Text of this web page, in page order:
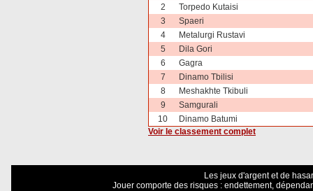
2
Torpedo Kutaisi
3
Spaeri
4
Metalurgi Rustavi
5
Dila Gori
6
Gagra
7
Dinamo Tbilisi
8
Meshakhte Tkibuli
9
Samgurali
10
Dinamo Batumi
Voir le classement complet
Les jeux d'argent et de
Jouer comporte des risques : endettement,